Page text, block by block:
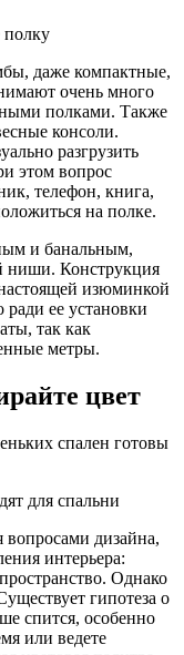
полку
даже компактные,
очень много
полками. Также
консоли.
разгрузить
этом вопрос
телефон, книга,
на полке.
и банальным,
ниши. Конструкция
изюминкой
ради ее установки
так как
метры.
цвет
для спальни
дизайна,
интерьера:
Однако
гипотеза о
спится, особенно
или ведете